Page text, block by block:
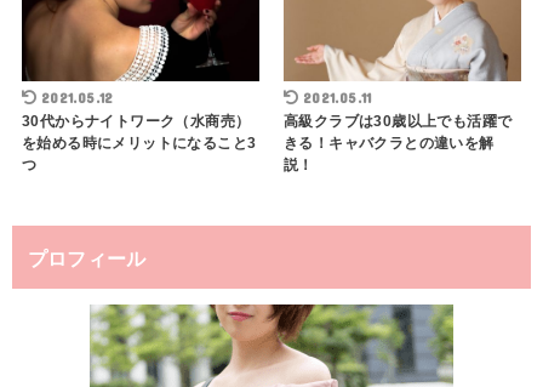
2021.05.12
30代からナイトワーク（水商売）
を始める時にメリットになること3
つ
2021.05.11
高級クラブは30歳以上でも活躍で
きる！キャバクラとの違いを解
説！
プロフィール